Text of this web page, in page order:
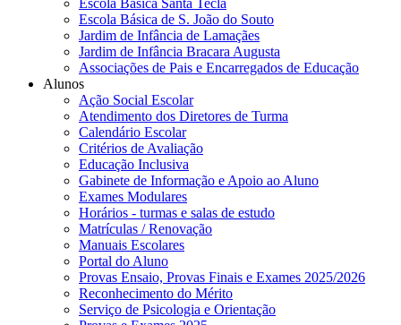
Escola Básica Santa Tecla
Escola Básica de S. João do Souto
Jardim de Infância de Lamaçães
Jardim de Infância Bracara Augusta
Associações de Pais e Encarregados de Educação
Alunos
Ação Social Escolar
Atendimento dos Diretores de Turma
Calendário Escolar
Critérios de Avaliação
Educação Inclusiva
Gabinete de Informação e Apoio ao Aluno
Exames Modulares
Horários - turmas e salas de estudo
Matrículas / Renovação
Manuais Escolares
Portal do Aluno
Provas Ensaio, Provas Finais e Exames 2025/2026
Reconhecimento do Mérito
Serviço de Psicologia e Orientação